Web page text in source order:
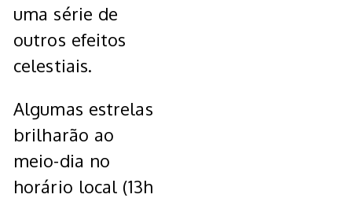
uma série de
outros efeitos
celestiais.
Algumas estrelas
brilharão ao
meio-dia no
horário local (13h